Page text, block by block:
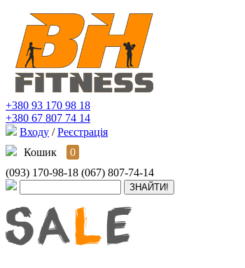
+380 93 170 98 18
+380 67 807 74 14
Входу / Реєстрація
Кошик
0
(093) 170-98-18 (067) 807-74-14